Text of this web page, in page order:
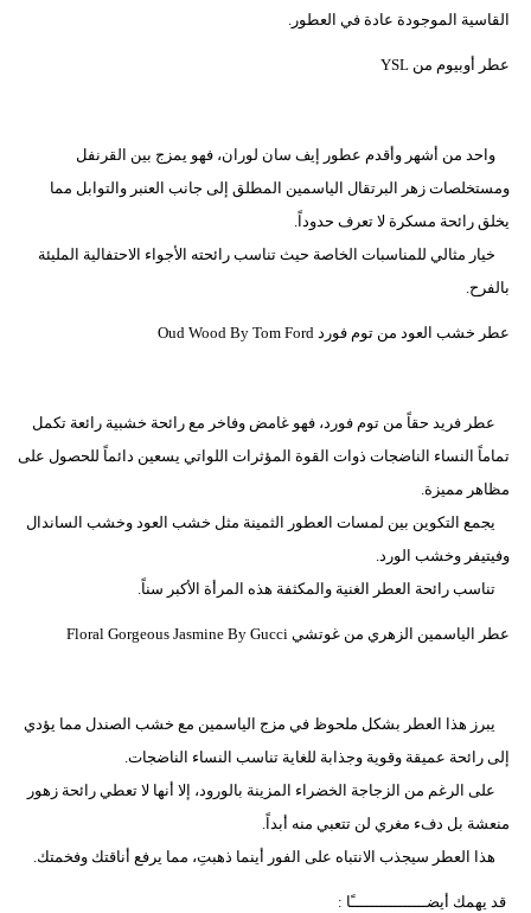
القاسية الموجودة عادة في العطور.
عطر أوبيوم من YSL
واحد من أشهر وأقدم عطور إيف سان لوران، فهو يمزج بين القرنفل
ومستخلصات زهر البرتقال الياسمين المطلق إلى جانب العنبر والتوابل مما
يخلق رائحة مسكرة لا تعرف حدوداً.
خيار مثالي للمناسبات الخاصة حيث تناسب رائحته الأجواء الاحتفالية المليئة
بالفرح.
عطر خشب العود من توم فورد Oud Wood By Tom Ford
عطر فريد حقاً من توم فورد، فهو غامض وفاخر مع رائحة خشبية رائعة تكمل
تماماً النساء الناضجات ذوات القوة المؤثرات اللواتي يسعين دائماً للحصول على
مظاهر مميزة.
يجمع التكوين بين لمسات العطور الثمينة مثل خشب العود وخشب الساندال
وفيتيفر وخشب الورد.
تناسب رائحة العطر الغنية والمكثفة هذه المرأة الأكبر سناً.
عطر الياسمين الزهري من غوتشي Floral Gorgeous Jasmine By Gucci
يبرز هذا العطر بشكل ملحوظ في مزج الياسمين مع خشب الصندل مما يؤدي
إلى رائحة عميقة وقوية وجذابة للغاية تناسب النساء الناضجات.
على الرغم من الزجاجة الخضراء المزينة بالورود، إلا أنها لا تعطي رائحة زهور
منعشة بل دفء مغري لن تتعبي منه أبداً.
هذا العطر سيجذب الانتباه على الفور أينما ذهبتِ، مما يرفع أناقتك وفخمتك.
قد يهمك أيضــــــــــــــــًا :